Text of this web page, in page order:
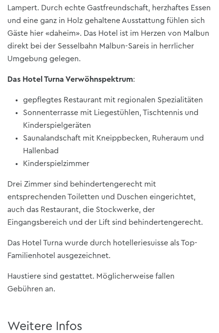
Lampert. Durch echte Gastfreundschaft, herzhaftes Essen
und eine ganz in Holz gehaltene Ausstattung fühlen sich
Gäste hier «daheim». Das Hotel ist im Herzen von Malbun
direkt bei der Sesselbahn Malbun-Sareis in herrlicher
Umgebung gelegen.
Das Hotel Turna Verwöhnspektrum:
gepflegtes Restaurant mit regionalen Spezialitäten
Sonnenterrasse mit Liegestühlen, Tischtennis und
Kinderspielgeräten
Saunalandschaft mit Kneippbecken, Ruheraum und
Hallenbad
Kinderspielzimmer
Drei Zimmer sind behindertengerecht mit
entsprechenden Toiletten und Duschen eingerichtet,
auch das Restaurant, die Stockwerke, der
Eingangsbereich und der Lift sind behindertengerecht.
Das Hotel Turna wurde durch hotelleriesuisse als Top-
Familienhotel ausgezeichnet.
Haustiere sind gestattet. Möglicherweise fallen
Gebühren an.
Weitere Infos